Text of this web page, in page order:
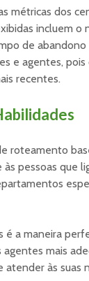
métricas dos
incluem o
de
e agentes,
recentes.
roteamento
pessoas que
a maneira
mais
às suas